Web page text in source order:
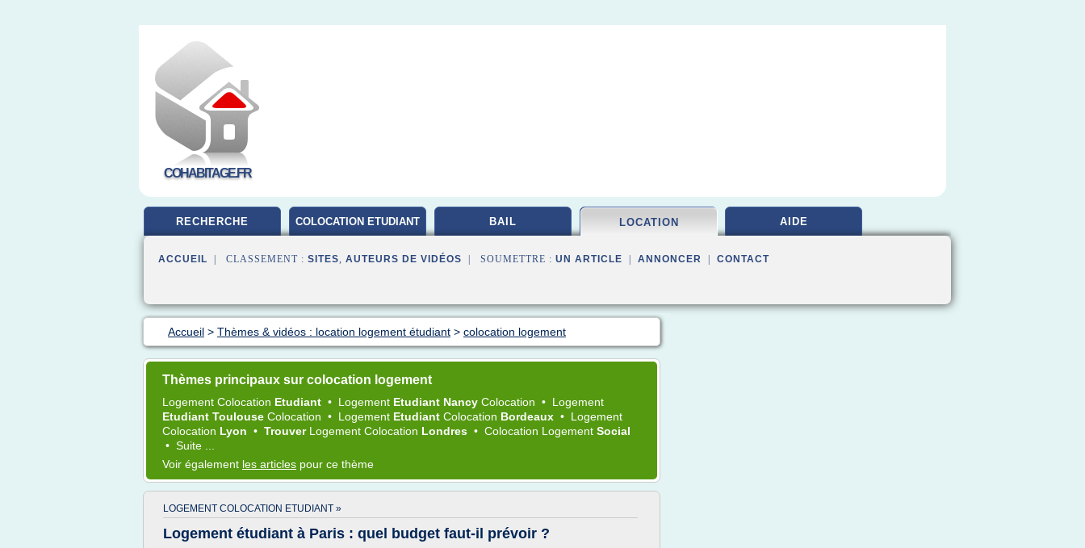
COHABITAGE.FR
RECHERCHE COLOCATION ETUDIANT BAIL LOCATION AIDE
ACCUEIL | CLASSEMENT : SITES, AUTEURS DE VIDÉOS | SOUMETTRE : UN ARTICLE ANNONCER CONTACT
Accueil > Thèmes & vidéos : location logement étudiant > colocation logement
Thèmes principaux sur colocation logement
Logement Colocation Etudiant • Logement Etudiant Nancy Colocation • Logement
Etudiant Toulouse Colocation • Logement Etudiant Colocation Bordeaux • Logement
Colocation Lyon • Trouver Logement Colocation Londres • Colocation Logement Social
• Suite ...
Voir également les articles pour ce thème
LOGEMENT COLOCATION ETUDIANT »
Logement étudiant à Paris : quel budget faut-il prévoir ?